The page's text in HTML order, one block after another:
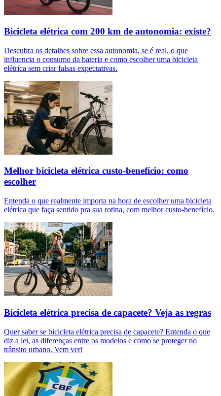
Bicicleta elétrica com 200 km de autonomia: existe?
Descubra os detalhes sobre essa autonomia, se é real, o que
influencia o consumo da bateria e como escolher uma bicicleta
elétrica sem criar falsas expectativas.
Melhor bicicleta elétrica custo-benefício: como
escolher
Entenda o que realmente importa na hora de escolher uma bicicleta
elétrica que faça sentido pra sua rotina, com melhor custo-benefício.
Bicicleta elétrica precisa de capacete? Veja as regras
Quer saber se bicicleta elétrica precisa de capacete? Entenda o que
diz a lei, as diferenças entre os modelos e como se proteger no
trânsito urbano. Vem ver!